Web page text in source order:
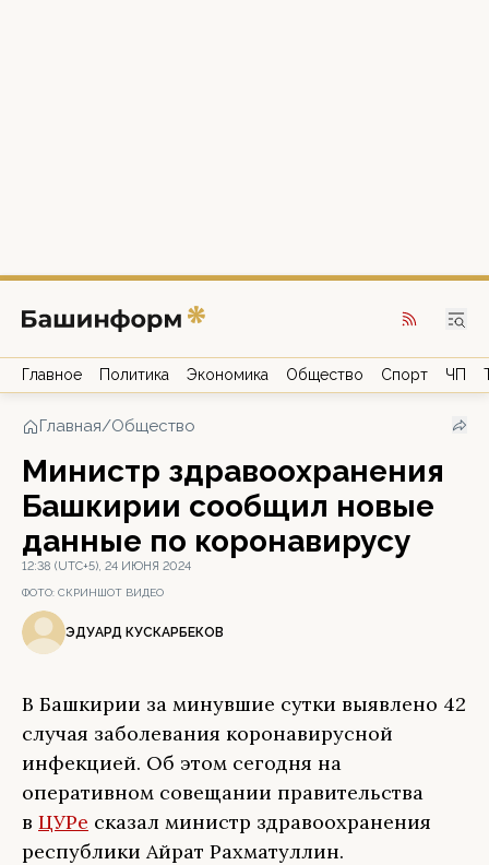
Главное Политика Экономика Общество Спорт ЧП
Главная/Общество
Министр здравоохранения
Башкирии сообщил новые
данные по коронавирусу
12:38 (UTC+5), 24 ИЮНЯ 2024
ФОТО: СКРИНШОТ ВИДЕО
ЭДУАРД КУСКАРБЕКОВ
В Башкирии за минувшие сутки выявлено 42
случая заболевания коронавирусной
инфекцией. Об этом сегодня на
оперативном совещании правительства
в ЦУРе сказал министр здравоохранения
республики Айрат Рахматуллин.